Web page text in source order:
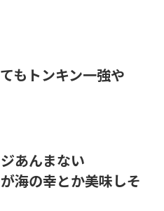
もトンキン一強や
あんまない
海の幸とか美味しそ